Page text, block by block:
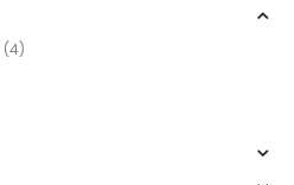
(4)